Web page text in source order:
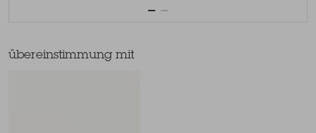
übereinstimmung mit